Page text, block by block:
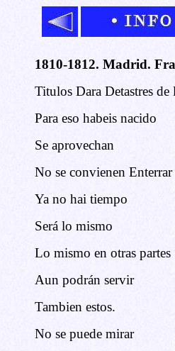
1810-1812. Madrid.
Titulos Dara Detastres de
Para eso habeis nacido
Se aprovechan
No se convienen
Ya no hai tiempo
Será lo mismo
Lo mismo en otras partes
Aun podrán servir
Tambien estos.
No se puede mirar